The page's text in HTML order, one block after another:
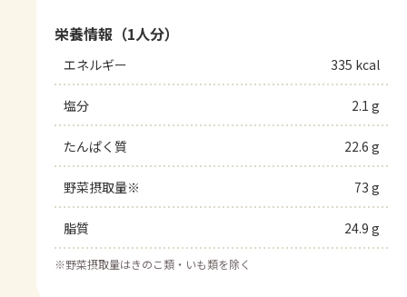
栄養情報（1人分）
エネルギー 335 kcal
塩分 2.1 g
たんぱく質 22.6 g
野菜摂取量※ 73 g
脂質 24.9 g
※野菜摂取量はきのこ類・いも類を除く